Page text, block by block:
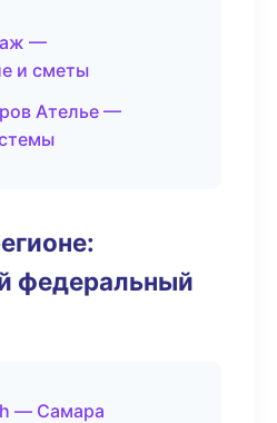
—
и сметы
Ателье —
федеральный
— Самара